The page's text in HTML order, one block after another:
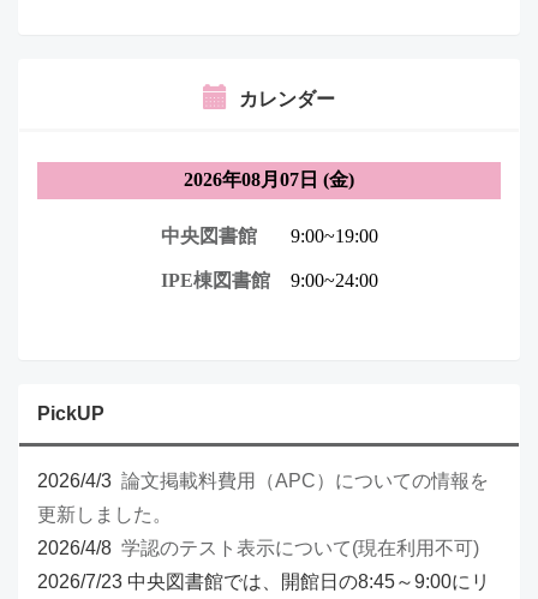
カレンダー
PickUP
2026/4/3 論文掲載料費用（APC）についての情報を
更新しました。
2026/4/8 学認のテスト表示について(現在利用不可)
2026/7/23 中央図書館では、開館日の8:45～9:00にリ